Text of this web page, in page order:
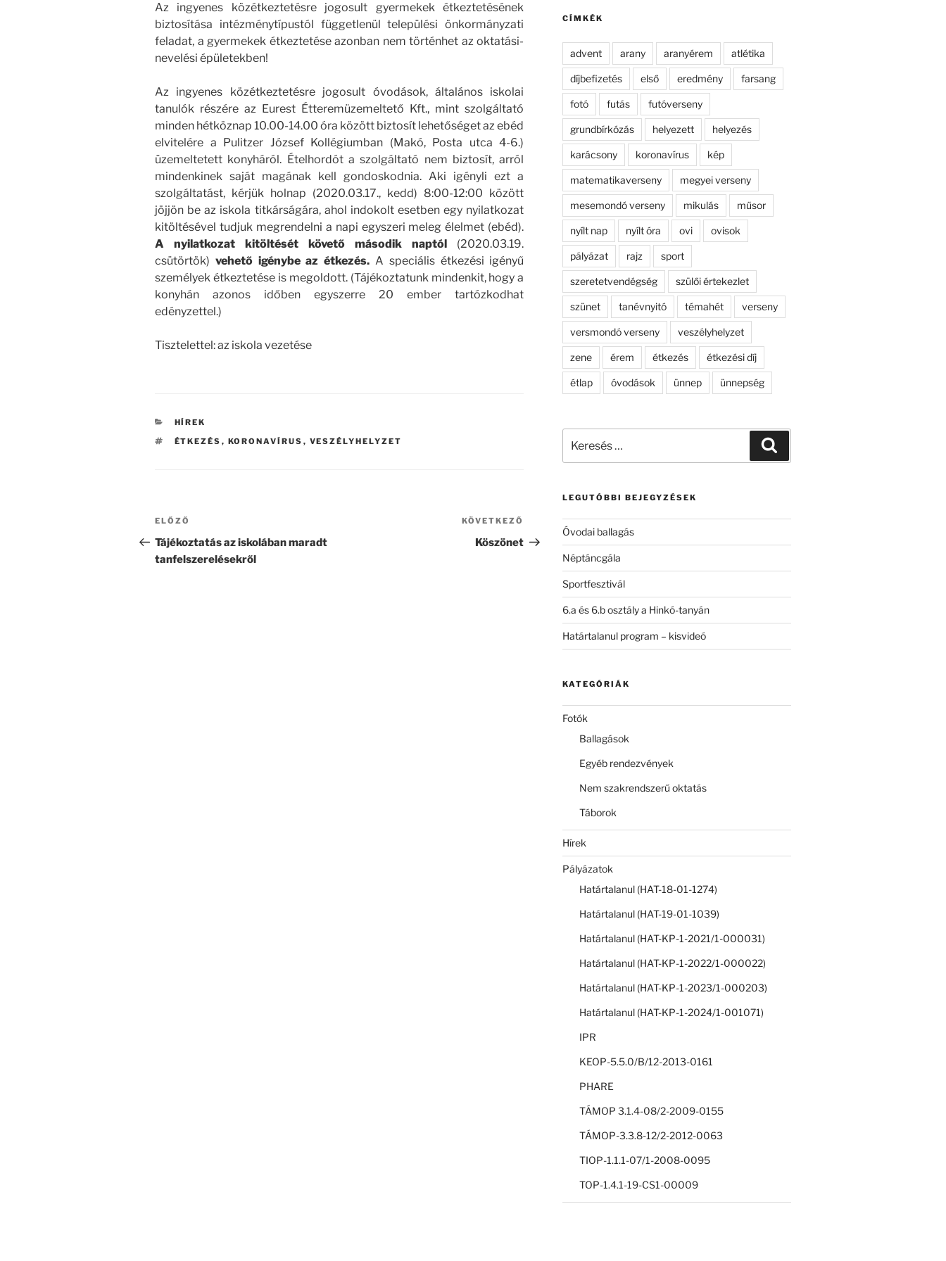
Az ingyenes közétkeztetésre jogosult gyermekek étkeztetésének
biztosítása intézménytípustól függetlenül települési önkormányzati
feladat, a gyermekek étkeztetése azonban nem történhet az oktatási-
nevelési épületekben!
Az ingyenes közétkeztetésre jogosult óvodások, általános iskolai
tanulók részére az Eurest Étteremüzemeltető Kft., mint szolgáltató
minden hétköznap 10.00-14.00 óra között biztosít lehetőséget az ebéd
elvitelére a Pulitzer József Kollégiumban (Makó, Posta utca 4-6.)
üzemeltetett konyháról. Ételhordót a szolgáltató nem biztosít, arról
mindenkinek saját magának kell gondoskodnia. Aki igényli ezt a
szolgáltatást, kérjük holnap (2020.03.17., kedd) 8:00-12:00 között
jöjjön be az iskola titkárságára, ahol indokolt esetben egy nyilatkozat
kitöltésével tudjuk megrendelni a napi egyszeri meleg élelmet (ebéd).
A nyilatkozat kitöltését követő második naptól (2020.03.19.
csütörtök) vehető igénybe az étkezés. A speciális étkezési igényű
személyek étkeztetése is megoldott. (Tájékoztatunk mindenkit, hogy a
konyhán azonos időben egyszerre 20 ember tartózkodhat
edényzettel.)
Tisztelettel: az iskola vezetése
KATEGÓRIÁK
HÍREK
CÍMKÉK
ÉTKEZÉS , KORONAVÍRUS , VESZÉLYHELYZET
Bejegyzés
navigáció
Korábbi
bejegyzés
ELŐZŐ
Tájékoztatás az iskolában maradt
tanfelszerelésekről
Következő
bejegyzés
KÖVETKEZŐ
Köszönet
CÍMKÉK
advent arany aranyérem atlétika
díjbefizetés első eredmény farsang
fotó futás futóverseny
grundbírkózás helyezett helyezés
karácsony koronavírus kép
matematikaverseny megyei verseny
mesemondó verseny mikulás műsor
nyílt nap nyílt óra ovi ovisok
pályázat rajz sport
szeretetvendégség szülői értekezlet
szünet tanévnyitó témahét verseny
versmondó verseny veszélyhelyzet
zene érem étkezés étkezési díj
étlap óvodások ünnep ünnepség
következő
LEGUTÓBBI BEJEGYZÉSEK
Óvodai ballagás
Néptáncgála
Sportfesztivál
6.a és 6.b osztály a Hinkó-tanyán
Határtalanul program – kisvideó
KATEGÓRIÁK
Fotók
Ballagások
Egyéb rendezvények
Nem szakrendszerű oktatás
Táborok
Hírek
Pályázatok
Határtalanul (HAT-18-01-1274)
Határtalanul (HAT-19-01-1039)
Határtalanul (HAT-KP-1-2021/1-000031)
Határtalanul (HAT-KP-1-2022/1-000022)
Határtalanul (HAT-KP-1-2023/1-000203)
Határtalanul (HAT-KP-1-2024/1-001071)
IPR
KEOP-5.5.0/B/12-2013-0161
PHARE
TÁMOP 3.1.4-08/2-2009-0155
TÁMOP-3.3.8-12/2-2012-0063
TIOP-1.1.1-07/1-2008-0095
TOP-1.4.1-19-CS1-00009